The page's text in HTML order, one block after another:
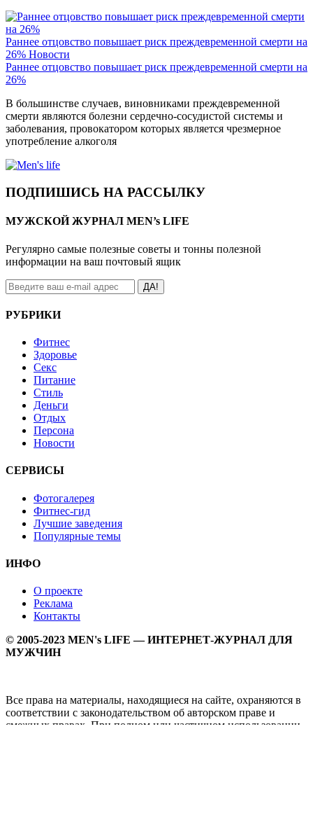
Раннее отцовство повышает риск преждевременной смерти на
26% Новости
Раннее отцовство повышает риск преждевременной смерти на
26%
В большинстве случаев, виновниками преждевременной
смерти являются болезни сердечно-сосудистой системы и
заболевания, провокатором которых является чрезмерное
употребление алкоголя
ПОДПИШИСЬ НА РАССЫЛКУ
МУЖСКОЙ ЖУРНАЛ MEN’s LIFE
Регулярно самые полезные советы и тонны полезной
информации на ваш почтовый ящик
ДА!
РУБРИКИ
Фитнес
Здоровье
Секс
Питание
Стиль
Деньги
Отдых
Персона
Новости
СЕРВИСЫ
Фотогалерея
Фитнес-гид
Лучшие заведения
Популярные темы
ИНФО
О проекте
Реклама
Контакты
© 2005-2023 MEN's LIFE — ИНТЕРНЕТ-ЖУРНАЛ ДЛЯ
МУЖЧИН
Все права на материалы, находящиеся на сайте, охраняются в
соответствии с законодательством об авторском праве и
смежных правах. При полном или частичном использовании